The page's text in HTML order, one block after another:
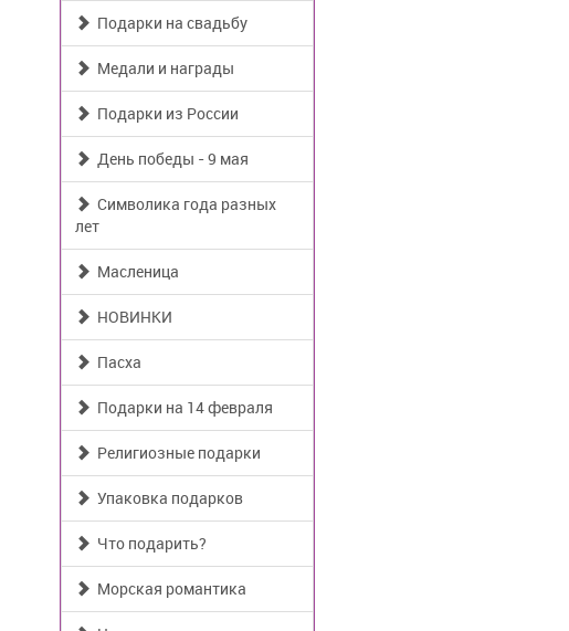
Подарки на свадьбу
Медали и награды
Подарки из России
День победы - 9 мая
Символика года разных
лет
Масленица
НОВИНКИ
Пасха
Подарки на 14 февраля
Религиозные подарки
Упаковка подарков
Что подарить?
Морская романтика